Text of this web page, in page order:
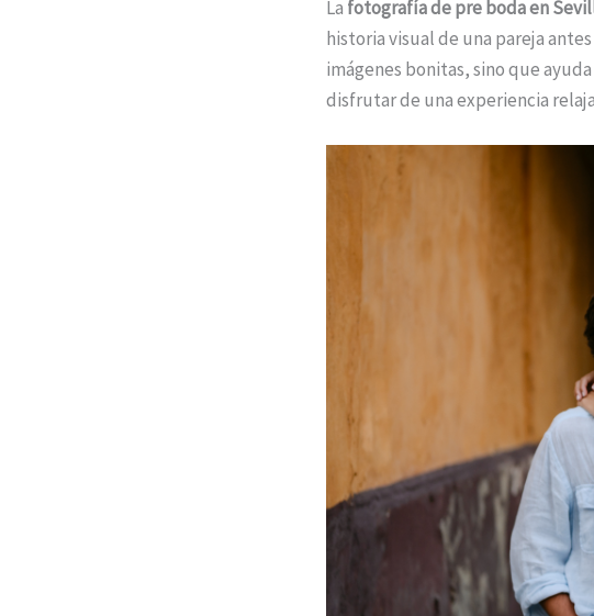
La fotografía de pre boda en
historia visual de una pareja
imágenes bonitas, sino que
disfrutar de una experiencia